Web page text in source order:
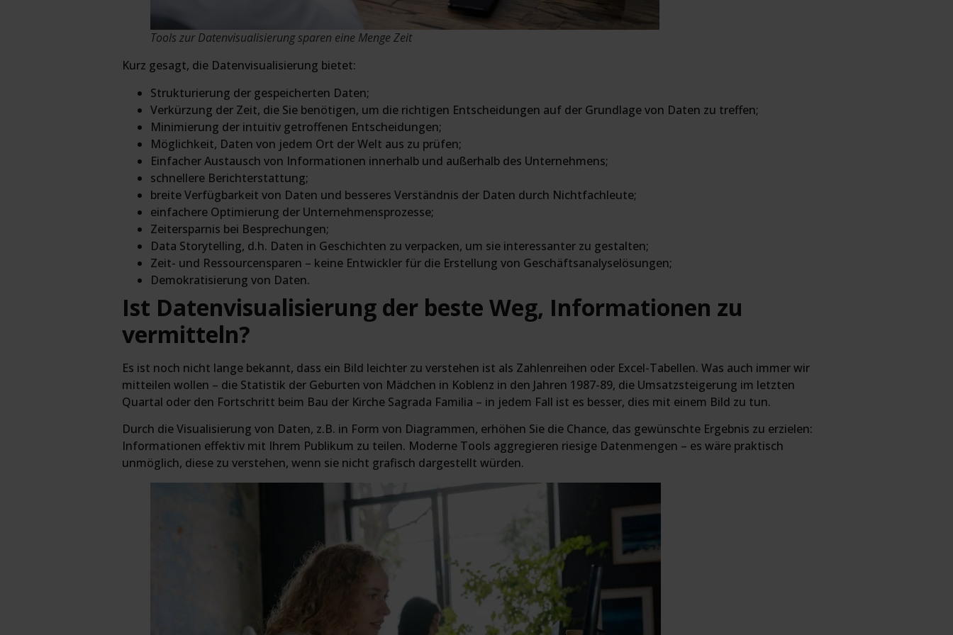
Tools zur Datenvisualisierung sparen eine Menge Zeit
Kurz gesagt, die Datenvisualisierung bietet:
Strukturierung der gespeicherten Daten;
Verkürzung der Zeit, die Sie benötigen, um die richtigen Entscheidungen auf der Grundlage von Daten zu treffen;
Minimierung der intuitiv getroffenen Entscheidungen;
Möglichkeit, Daten von jedem Ort der Welt aus zu prüfen;
Einfacher Austausch von Informationen innerhalb und außerhalb des Unternehmens;
schnellere Berichterstattung;
breite Verfügbarkeit von Daten und besseres Verständnis der Daten durch Nichtfachleute;
einfachere Optimierung der Unternehmensprozesse;
Zeitersparnis bei Besprechungen;
Data Storytelling, d.h. Daten in Geschichten zu verpacken, um sie interessanter zu gestalten;
Zeit- und Ressourcensparen – keine Entwickler für die Erstellung von Geschäftsanalyselösungen;
Demokratisierung von Daten.
Ist Datenvisualisierung der beste Weg, Informationen zu
vermitteln?
Es ist noch nicht lange bekannt, dass ein Bild leichter zu verstehen ist als Zahlenreihen oder Excel-Tabellen. Was auch immer wir
mitteilen wollen – die Statistik der Geburten von Mädchen in Koblenz in den Jahren 1987-89, die Umsatzsteigerung im letzten
Quartal oder den Fortschritt beim Bau der Kirche Sagrada Familia – in jedem Fall ist es besser, dies mit einem Bild zu tun.
Durch die Visualisierung von Daten, z.B. in Form von Diagrammen, erhöhen Sie die Chance, das gewünschte Ergebnis zu erzielen:
Informationen effektiv mit Ihrem Publikum zu teilen. Moderne Tools aggregieren riesige Datenmengen – es wäre praktisch
unmöglich, diese zu verstehen, wenn sie nicht grafisch dargestellt würden.